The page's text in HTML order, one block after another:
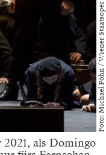
Foto: Michael Pöhn / Wiener Staatsoper
als Domingo